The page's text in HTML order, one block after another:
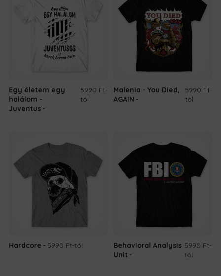
Egy életem egy
halálom -
Juventus
5990 Ft-
tól
Malenia - You Died,
AGAIN
5990 Ft-
tól
Hardcore 5990 Ft-tól
Behavioral Analysis
Unit
5990 Ft-
tól